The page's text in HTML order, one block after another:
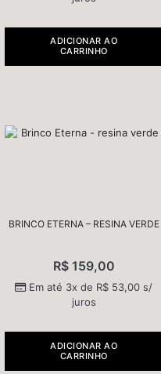
ADICIONAR AO
CARRINHO
BRINCO ETERNA – RESINA VERDE
R$159,00
Em até 3x de R$ 53,00 s/
juros
ADICIONAR AO
CARRINHO